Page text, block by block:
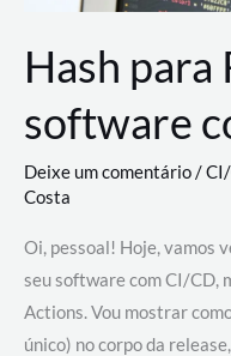
Hash para
software
Deixe um comentário/
Costa
Oi, pessoal! Hoje, vamos
seu software com CI/CD,
Actions. Vou mostrar
único) no corpo da